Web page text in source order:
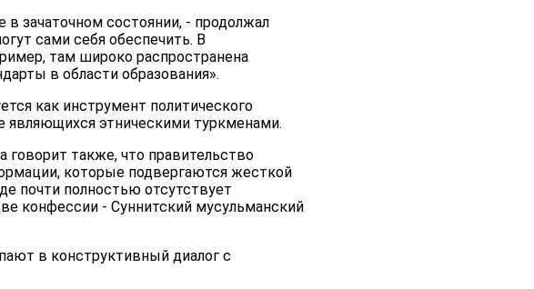
в зачаточном состоянии, - продолжал
сами себя обеспечить. В
там широко распространена
в области образования».
как инструмент политического
являющихся этническими туркменами.
также, что правительство
которые подвергаются жесткой
почти полностью отсутствует
конфессии - Суннитский мусульманский
в конструктивный диалог с